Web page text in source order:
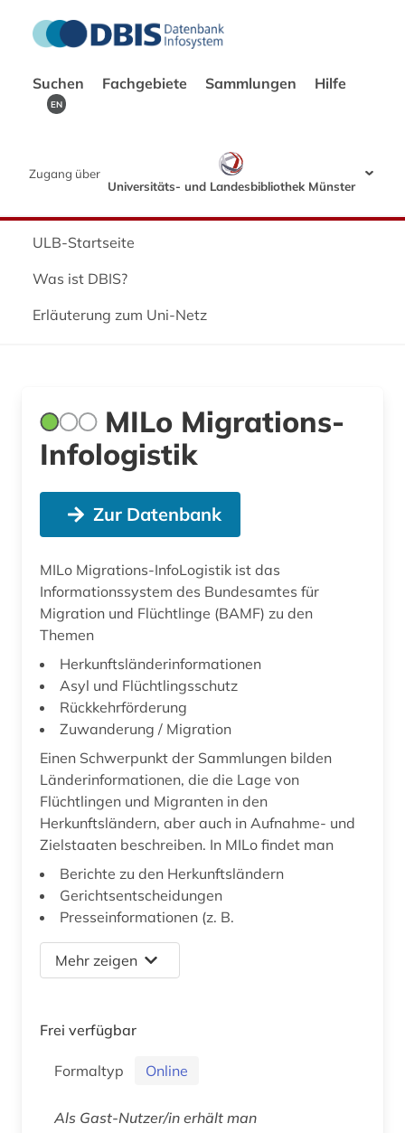
Suchen Fachgebiete Sammlungen Hilfe
EN
Zugang über
Universitäts- und Landesbibliothek Münster
ULB-Startseite
Was ist DBIS?
Erläuterung zum Uni-Netz
MILo Migrations-
Infologistik
Zur Datenbank
MILo Migrations-InfoLogistik ist das
Informationssystem des Bundesamtes für
Migration und Flüchtlinge (BAMF) zu den
Themen
Herkunftsländerinformationen
Asyl und Flüchtlingsschutz
Rückkehrförderung
Zuwanderung / Migration
Einen Schwerpunkt der Sammlungen bilden
Länderinformationen, die die Lage von
Flüchtlingen und Migranten in den
Herkunftsländern, aber auch in Aufnahme- und
Zielstaaten beschreiben. In MILo findet man
Berichte zu den Herkunftsländern
Gerichtsentscheidungen
Presseinformationen (z. B.
Mehr zeigen
Frei verfügbar
Formaltyp Online
Als Gast-Nutzer/in erhält man